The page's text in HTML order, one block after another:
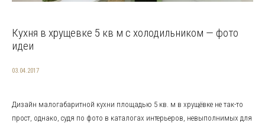
Кухня в хрущевке 5 кв м с холодильником — фото
идеи
03.04.2017
Дизайн малогабаритной кухни площадью 5 кв. м в хрущёвке не так-то
прост, однако, судя по фото в каталогах интерьеров, невыполнимых для